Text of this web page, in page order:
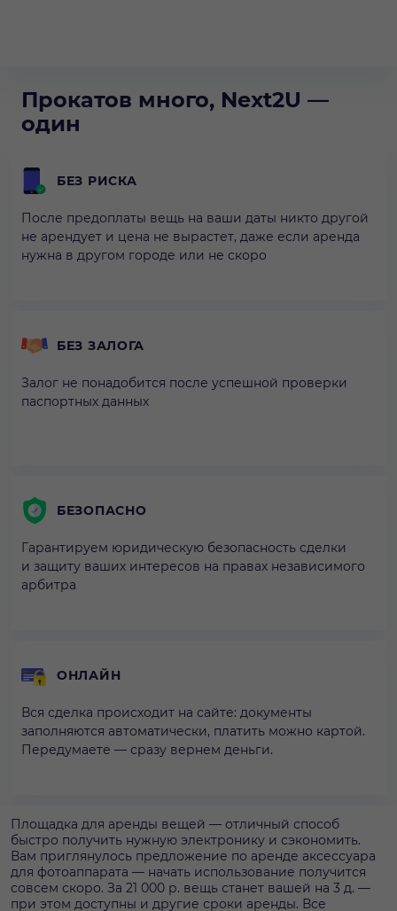
Прокатов много, Next2U —
один
БЕЗ РИСКА
После предоплаты вещь на ваши даты никто другой
не арендует и цена не вырастет, даже если аренда
нужна в другом городе или не скоро
БЕЗ ЗАЛОГА
Залог не понадобится после успешной проверки
паспортных данных
БЕЗОПАСНО
Гарантируем юридическую безопасность сделки
и защиту ваших интересов на правах независимого
арбитра
ОНЛАЙН
Вся сделка происходит на сайте: документы
заполняются автоматически, платить можно картой.
Передумаете — сразу вернем деньги.
Площадка для аренды вещей — отличный способ
быстро получить нужную электронику и сэкономить.
Вам приглянулось предложение по аренде аксессуара
для фотоаппарата — начать использование получится
совсем скоро. За 21 000 р. вещь станет вашей на 3 д. —
при этом доступны и другие сроки аренды. Все